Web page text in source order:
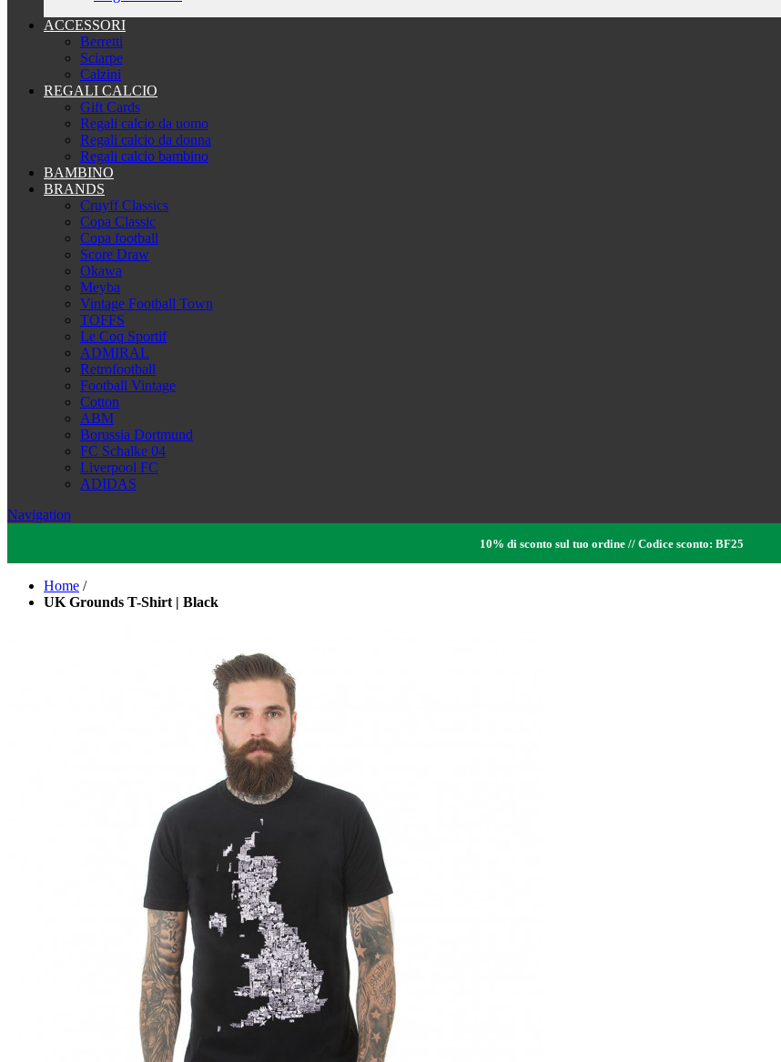
ACCESSORI
Berretti
Sciarpe
Calzini
REGALI CALCIO
Gift Cards
Regali calcio da uomo
Regali calcio da donna
Regali calcio bambino
BAMBINO
BRANDS
Cruyff Classics
Copa Classic
Copa football
Score Draw
Okawa
Meyba
Vintage Football Town
TOFFS
Le Coq Sportif
ADMIRAL
Retrofootball
Football Vintage
Cotton
ABM
Borussia Dortmund
FC Schalke 04
Liverpool FC
ADIDAS
Navigation
10% di sconto sul tuo ordine // Codice sconto: BF25
Home /
UK Grounds T-Shirt | Black